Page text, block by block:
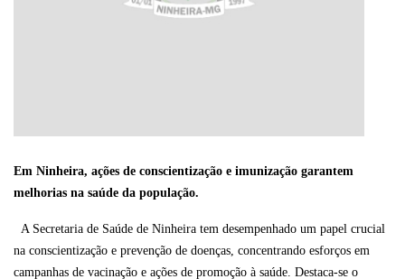
Em Ninheira, ações de conscientização e imunização garantem
melhorias na saúde da população.
A Secretaria de Saúde de Ninheira tem desempenhado um papel crucial
na conscientização e prevenção de doenças, concentrando esforços em
campanhas de vacinação e ações de promoção à saúde. Destaca-se o